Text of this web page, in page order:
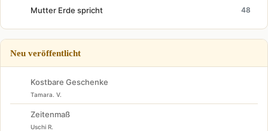
Mutter Erde spricht 48
Neu veröffentlicht
Kostbare Geschenke
Tamara. V.
Zeitenmaß
Uschi R.